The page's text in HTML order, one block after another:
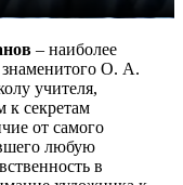
– наиболее
О. А.
учителя,
к секретам
от самого
любую
в